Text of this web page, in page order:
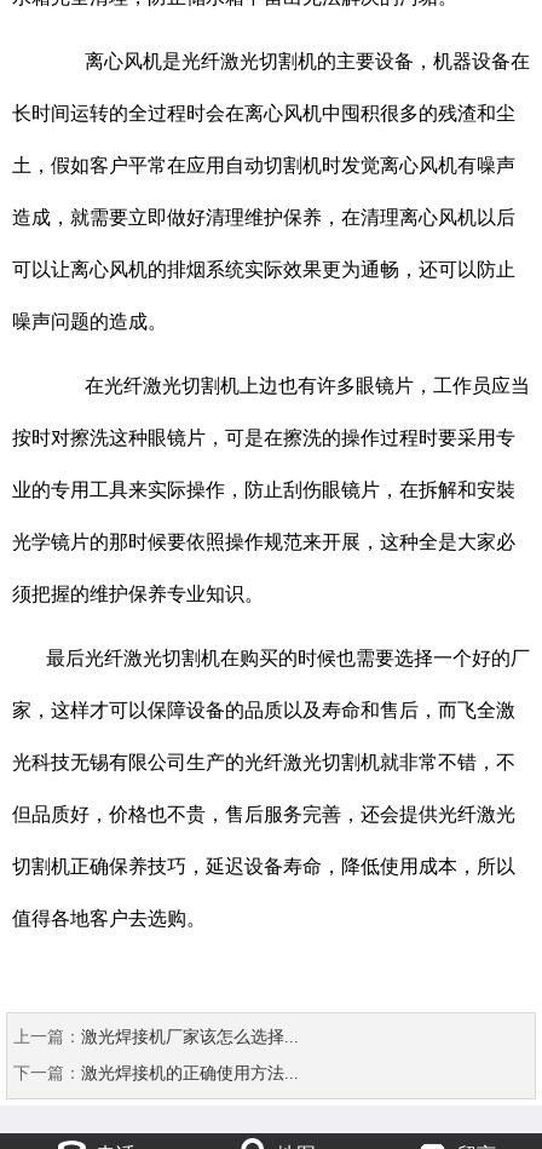
离心风机是光纤激光切割机的主要设备，机器设备在
长时间运转的全过程时会在离心风机中囤积很多的残渣和尘
土，假如客户平常在应用自动切割机时发觉离心风机有噪声
造成，就需要立即做好清理维护保养，在清理离心风机以后
可以让离心风机的排烟系统实际效果更为通畅，还可以防止
噪声问题的造成。
在光纤激光切割机上边也有许多眼镜片，工作员应当
按时对擦洗这种眼镜片，可是在擦洗的操作过程时要采用专
业的专用工具来实际操作，防止刮伤眼镜片，在拆解和安裝
光学镜片的那时候要依照操作规范来开展，这种全是大家必
须把握的维护保养专业知识。
最后光纤激光切割机在购买的时候也需要选择一个好的厂
家，这样才可以保障设备的品质以及寿命和售后，而飞全激
光科技无锡有限公司生产的光纤激光切割机就非常不错，不
但品质好，价格也不贵，售后服务完善，还会提供光纤激光
切割机正确保养技巧，延迟设备寿命，降低使用成本，所以
值得各地客户去选购。
上一篇： 激光焊接机厂家该怎么选择...
下一篇： 激光焊接机的正确使用方法...